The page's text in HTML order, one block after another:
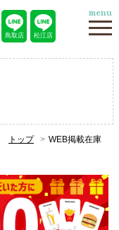
鳥取店 松江店
menu
トップ WEB掲載在庫